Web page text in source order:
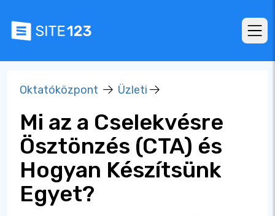
Oktatóközpont Üzleti
Mi az a Cselekvésre
Ösztönzés (CTA) és
Hogyan Készítsünk
Egyet?